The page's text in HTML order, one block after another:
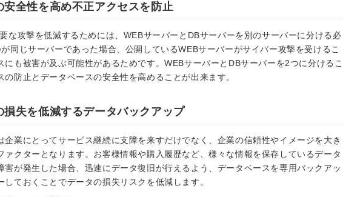
安全性を高め不正アクセスを防止
な攻撃を低減するためには、WEBサーバーとDBサーバーを別のサーバーに分ける必
同じサーバーであった場合、公開しているWEBサーバーがサイバー攻撃を受けるこ
にも被害が及ぶ可能性があるためです。WEBサーバーとDBサーバーを2つに分けるこ
の防止とデータベースの安全性を高めることが出来ます。
損失を低減するデータバックアップ
企業にとってサービス継続に支障を来すだけでなく、企業の信頼性やイメージを大き
ァクターとなります。お客様情報や購入履歴など、様々な情報を保存しているデータ
害が発生した場合、迅速にデータ復旧が行えるよう、データベースを専用バックアッ
しておくことでデータの損失リスクを低減します。